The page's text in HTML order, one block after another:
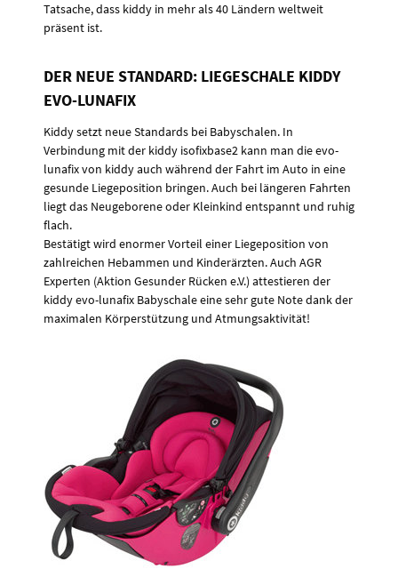
Tatsache, dass kiddy in mehr als 40 Ländern weltweit
präsent ist.
DER NEUE STANDARD: LIEGESCHALE KIDDY
EVO-LUNAFIX
Kiddy setzt neue Standards bei Babyschalen. In
Verbindung mit der kiddy isofixbase2 kann man die evo-
lunafix von kiddy auch während der Fahrt im Auto in eine
gesunde Liegeposition bringen. Auch bei längeren Fahrten
liegt das Neugeborene oder Kleinkind entspannt und ruhig
flach.
Bestätigt wird enormer Vorteil einer Liegeposition von
zahlreichen Hebammen und Kinderärzten. Auch AGR
Experten (Aktion Gesunder Rücken e.V.) attestieren der
kiddy evo-lunafix Babyschale eine sehr gute Note dank der
maximalen Körperstützung und Atmungsaktivität!